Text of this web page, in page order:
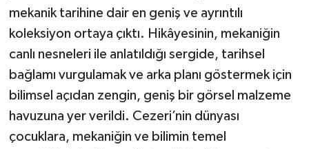
mekanik tarihine dair en geniş ve ayrıntılı
koleksiyon ortaya çıktı. Hikâyesinin, mekaniğin
canlı nesneleri ile anlatıldığı sergide, tarihsel
bağlamı vurgulamak ve arka planı göstermek için
bilimsel açıdan zengin, geniş bir görsel malzeme
havuzuna yer verildi. Cezeri’nin dünyası
çocuklara, mekaniğin ve bilimin temel